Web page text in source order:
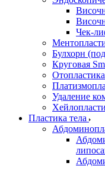
Чек-
Булхорн
Круговая
Удаление
Пластика тела